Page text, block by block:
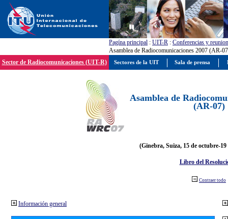
Pagína principal : UIT-R : Conferencias y
Asamblea de Radiocomunicaciones 2007 (AR-
Sector de Radiocomunicaciones (UIT-R)
Asamblea de
(AR-07)
(Ginebra, Suiza, 15 de octubre-19
Libro del
Contraer todo
Información general
Sectores de la UIT Sala de prensa